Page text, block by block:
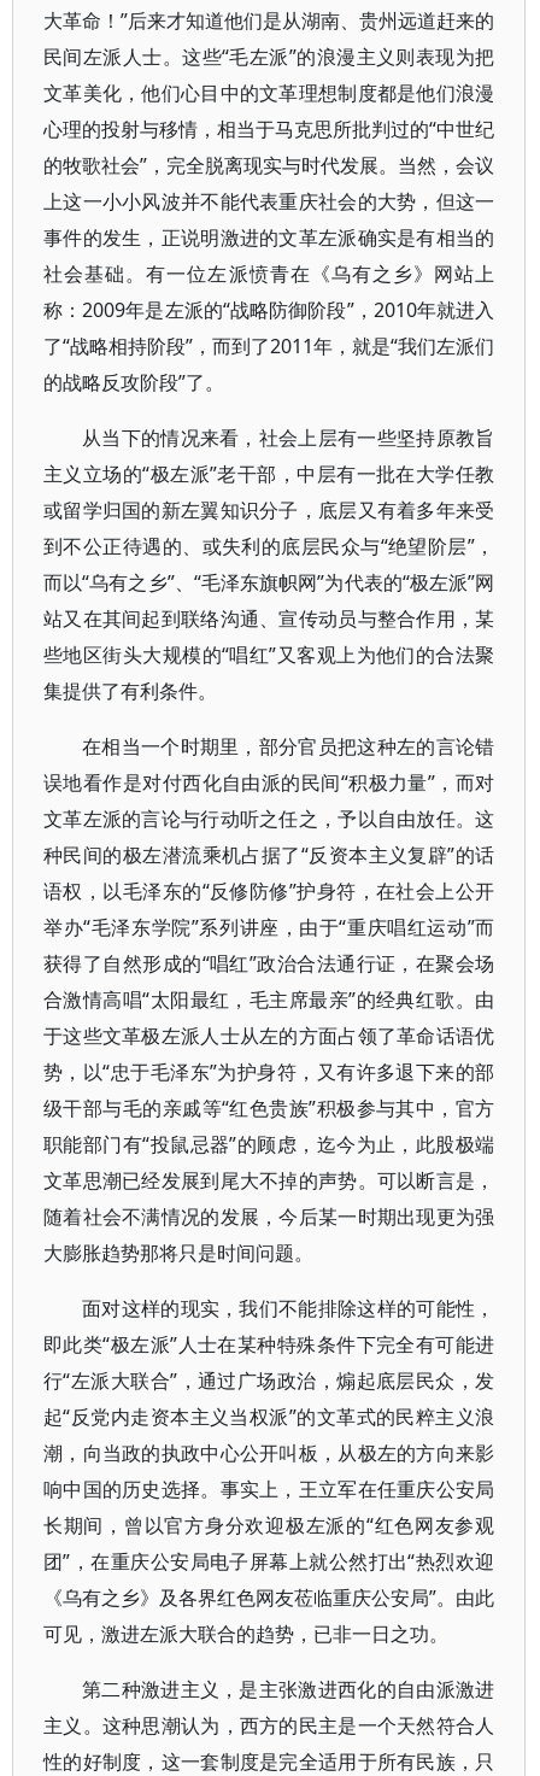
大革命！”后来才知道他们是从湖南、贵州远道赶来的
民间左派人士。这些“毛左派”的浪漫主义则表现为把
文革美化，他们心目中的文革理想制度都是他们浪漫
心理的投射与移情，相当于马克思所批判过的“中世纪
的牧歌社会”，完全脱离现实与时代发展。当然，会议
上这一小小风波并不能代表重庆社会的大势，但这一
事件的发生，正说明激进的文革左派确实是有相当的
社会基础。有一位左派愤青在《乌有之乡》网站上
称：2009年是左派的“战略防御阶段”，2010年就进入
了“战略相持阶段”，而到了2011年，就是“我们左派们
的战略反攻阶段”了。
从当下的情况来看，社会上层有一些坚持原教旨
主义立场的“极左派”老干部，中层有一批在大学任教
或留学归国的新左翼知识分子，底层又有着多年来受
到不公正待遇的、或失利的底层民众与“绝望阶层”，
而以“乌有之乡”、“毛泽东旗帜网”为代表的“极左派”网
站又在其间起到联络沟通、宣传动员与整合作用，某
些地区街头大规模的“唱红”又客观上为他们的合法聚
集提供了有利条件。
在相当一个时期里，部分官员把这种左的言论错
误地看作是对付西化自由派的民间“积极力量”，而对
文革左派的言论与行动听之任之，予以自由放任。这
种民间的极左潜流乘机占据了“反资本主义复辟”的话
语权，以毛泽东的“反修防修”护身符，在社会上公开
举办“毛泽东学院”系列讲座，由于“重庆唱红运动”而
获得了自然形成的“唱红”政治合法通行证，在聚会场
合激情高唱“太阳最红，毛主席最亲”的经典红歌。由
于这些文革极左派人士从左的方面占领了革命话语优
势，以“忠于毛泽东”为护身符，又有许多退下来的部
级干部与毛的亲戚等“红色贵族”积极参与其中，官方
职能部门有“投鼠忌器”的顾虑，迄今为止，此股极端
文革思潮已经发展到尾大不掉的声势。可以断言是，
随着社会不满情况的发展，今后某一时期出现更为强
大膨胀趋势那将只是时间问题。
面对这样的现实，我们不能排除这样的可能性，
即此类“极左派”人士在某种特殊条件下完全有可能进
行“左派大联合”，通过广场政治，煽起底层民众，发
起“反党内走资本主义当权派”的文革式的民粹主义浪
潮，向当政的执政中心公开叫板，从极左的方向来影
响中国的历史选择。事实上，王立军在任重庆公安局
长期间，曾以官方身分欢迎极左派的“红色网友参观
团”，在重庆公安局电子屏幕上就公然打出“热烈欢迎
《乌有之乡》及各界红色网友莅临重庆公安局”。由此
可见，激进左派大联合的趋势，已非一日之功。
第二种激进主义，是主张激进西化的自由派激进
主义。这种思潮认为，西方的民主是一个天然符合人
性的好制度，这一套制度是完全适用于所有民族，只